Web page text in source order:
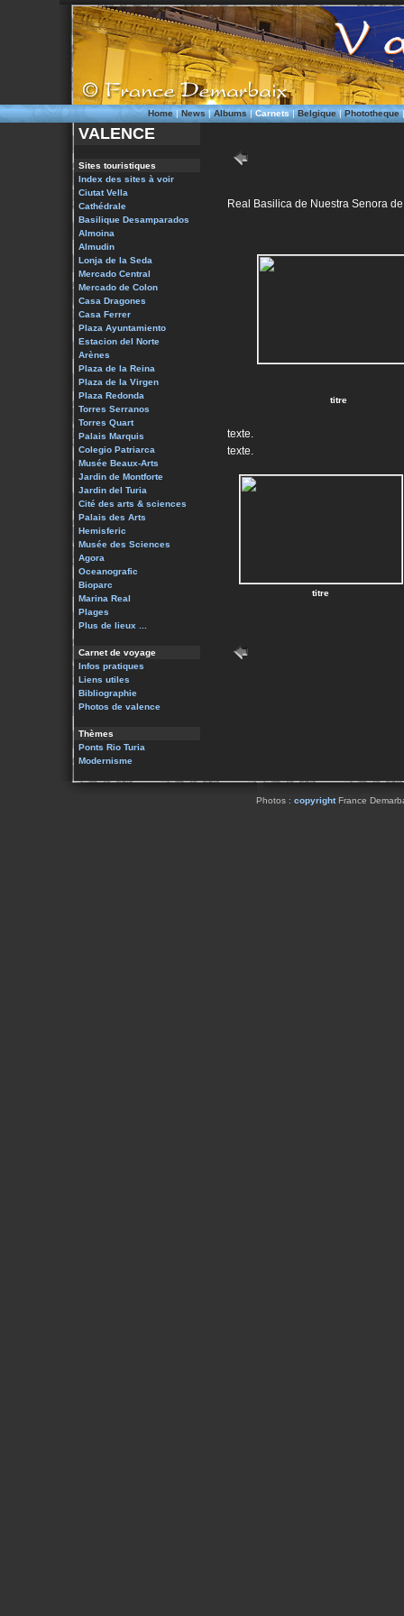
Home|News|Albums|Carnets |Belgique|Phototheque
VALENCE
Sites touristiques
Index des sites à voir
Ciutat Vella
Cathédrale
Basilique Desamparados
Almoina
Almudin
Lonja de la Seda
Mercado Central
Mercado de Colon
Casa Dragones
Casa Ferrer
Plaza Ayuntamiento
Estacion del Norte
Arènes
Plaza de la Reina
Plaza de la Virgen
Plaza Redonda
Torres Serranos
Torres Quart
Palais Marquis
Colegio Patriarca
Musée Beaux-Arts
Jardin de Montforte
Jardin del Turia
Cité des arts & sciences
Palais des Arts
Hemisferic
Musée des Sciences
Agora
Oceanografic
Bioparc
Marina Real
Plages
Plus de lieux ...
Carnet de voyage
Infos pratiques
Liens utiles
Bibliographie
Photos de valence
Thèmes
Ponts Rio Turia
Modernisme
Real Basilica de Nuestra Senora
titre
texte.
texte.
titre
Photos : copyrightFrance